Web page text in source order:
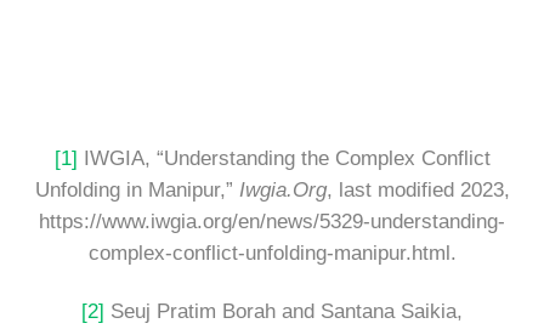
[1] IWGIA, “Understanding the Complex Conflict
Unfolding in Manipur,” Iwgia.Org, last modified 2023,
https://www.iwgia.org/en/news/5329-understanding-
complex-conflict-unfolding-manipur.html.
[2] Seuj Pratim Borah and Santana Saikia,